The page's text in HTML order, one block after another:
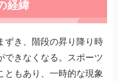
経緯
ずき、階段の昇り降り時
できなくなる。スポーツ
ともあり、一時的な現象